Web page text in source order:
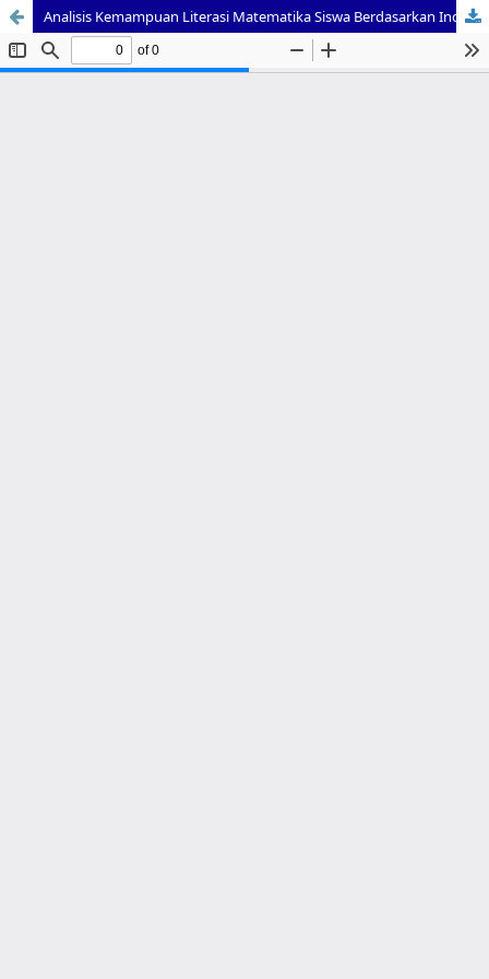
Analisis Kemampuan Literasi Matematika Siswa Berdasarkan Indikator PISA dan Kemampuannya Memecahkan Masalah Deret Aritmatika